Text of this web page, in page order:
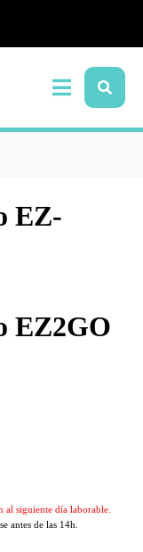
EZ-
EZ2GO
al siguiente día laborable.
antes de las 14h.